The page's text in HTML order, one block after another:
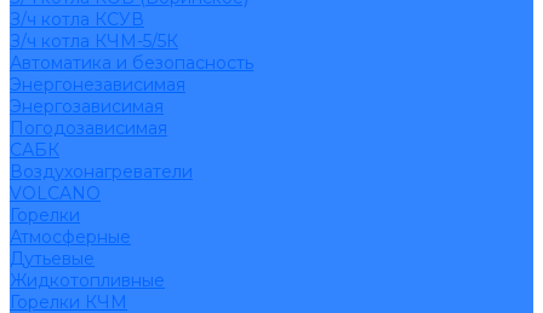
З/ч котла КСУВ
З/ч котла КЧМ-5/5К
Автоматика и безопасность
Энергонезависимая
Энергозависимая
Погодозависимая
САБК
Воздухонагреватели
VOLCANO
Горелки
Атмосферные
Дутьевые
Жидкотопливные
Горелки КЧМ